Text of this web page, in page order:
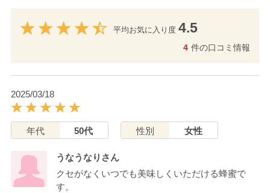
平均お気に入り度 4.5
4 件の口コミ情報
2025/03/18
年代 50代 性別 女性
うなうなりさん
クセがなくいつでも美味しくいただける蜂蜜で
す。